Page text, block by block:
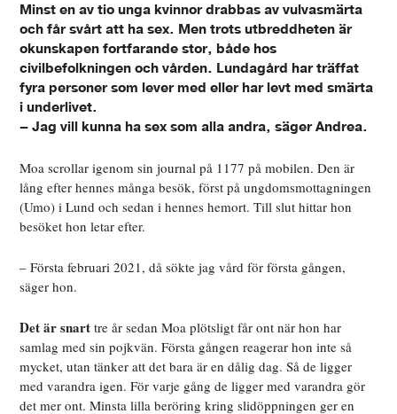
Minst en av tio unga kvinnor drabbas av vulvasmärta
och får svårt att ha sex. Men trots utbreddheten är
okunskapen fortfarande stor, både hos
civilbefolkningen och vården. Lundagård har träffat
fyra personer som lever med eller har levt med smärta
i underlivet.
– Jag vill kunna ha sex som alla andra, säger Andrea.
Moa scrollar igenom sin journal på 1177 på mobilen. Den är
lång efter hennes många besök, först på ungdomsmottagningen
(Umo) i Lund och sedan i hennes hemort. Till slut hittar hon
besöket hon letar efter.
– Första februari 2021, då sökte jag vård för första gången,
säger hon.
Det är snarttre år sedan Moa plötsligt får ont när hon har
samlag med sin pojkvän. Första gången reagerar hon inte så
mycket, utan tänker att det bara är en dålig dag. Så de ligger
med varandra igen. För varje gång de ligger med varandra gör
det mer ont. Minsta lilla beröring kring slidöppningen ger en